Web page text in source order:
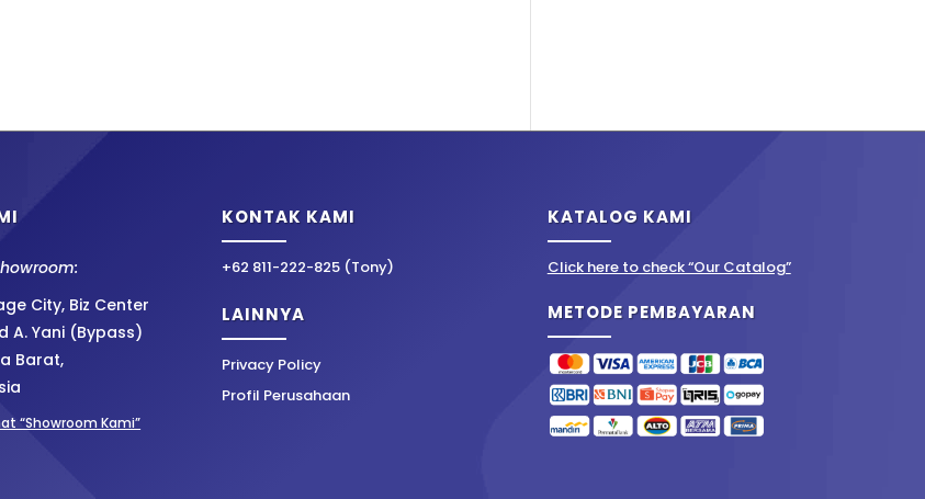
City, Biz Center
A. Yani (Bypass)
Barat,
“Showroom Kami”
KONTAK KAMI
+62 811-222-825 (Tony)
LAINNYA
Privacy Policy
Profil Perusahaan
KATALOG KAMI
Click here to check “Our Catalog”
METODE PEMBAYARAN